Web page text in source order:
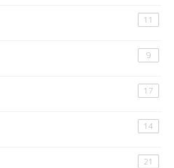
11
9
17
14
21